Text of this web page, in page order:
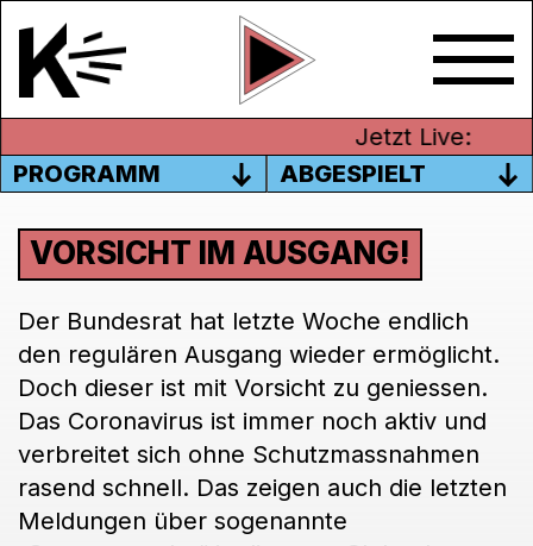
Jetzt Live:
PROGRAMM
ABGESPIELT
VORSICHT IM AUSGANG!
Der Bundesrat hat letzte Woche endlich
den regulären Ausgang wieder ermöglicht.
Doch dieser ist mit Vorsicht zu geniessen.
Das Coronavirus ist immer noch aktiv und
verbreitet sich ohne Schutzmassnahmen
rasend schnell. Das zeigen auch die letzten
Meldungen über sogenannte